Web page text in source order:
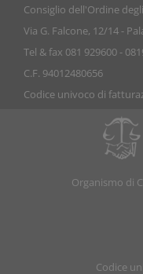
Consiglio dell'Ordine
Via G. Falcone, 12/14 -
Tel & fax 081 929600 -
C.F. 94012480656
Codice univoco di
Organismo di
Codice